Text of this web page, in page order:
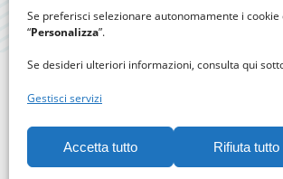
Se preferisci selezionare autonomamente i
“Personalizza”.
Se desideri ulteriori informazioni, consulta qui
Gestisci servizi
Accetta tutto Rifiuta tutto